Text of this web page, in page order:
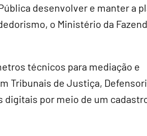
desenvolver e manter a
o Ministério da
técnicos para mediação e
Tribunais de Justiça,
por meio de um